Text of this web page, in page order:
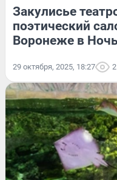
Закулисье
поэтический
Воронеже в
29 октября, 2025, 18:27